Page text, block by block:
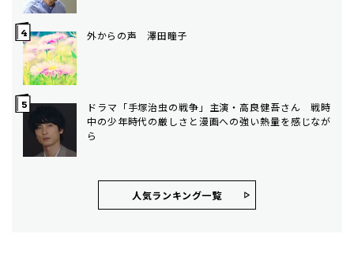
外からの声 澤田瞳子
ドラマ「手塚治虫の戦争」主演・高良健吾さん 戦時
中の少年時代の厳しさと漫画への強い熱量を感じなが
ら
人気ランキング⼀覧